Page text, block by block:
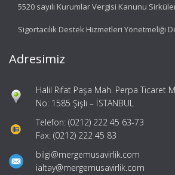
5520 sayılı Kurumlar Vergisi Kanunu
Sigortacılık Destek Hizmetleri Yönetmeliği
Adresimiz
Halil Rıfat Paşa Mah. Perpa Ticaret
No: 1585 Şişli – İSTANBUL
Telefon: (0212) 222 45 63-73
Fax: (0212) 222 45 83
bilgi@mergemusavirlik.com
ialtay@mergemusavirlik.com